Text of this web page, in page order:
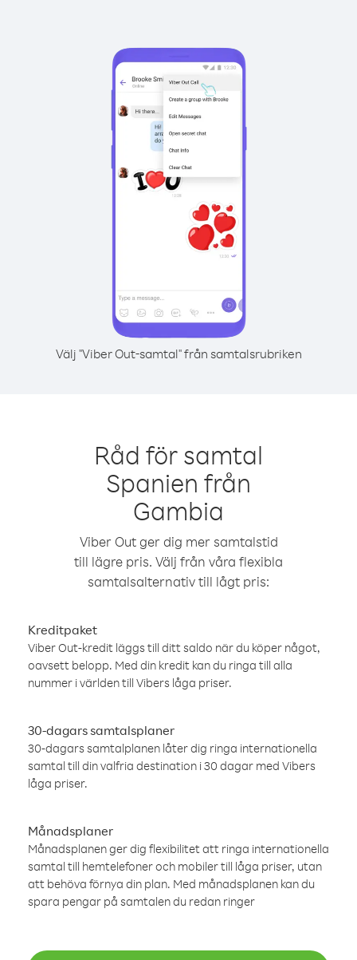
Välj "Viber Out-samtal" från samtalsrubriken
Råd för samtal
Spanien från
Gambia
Viber Out ger dig mer samtalstid
till lägre pris. Välj från våra flexibla
samtalsalternativ till lågt pris:
Kreditpaket
Viber Out-kredit läggs till ditt saldo när du köper något,
oavsett belopp. Med din kredit kan du ringa till alla
nummer i världen till Vibers låga priser.
30-dagars samtalsplaner
30-dagars samtalplanen låter dig ringa internationella
samtal till din valfria destination i 30 dagar med Vibers
låga priser.
Månadsplaner
Månadsplanen ger dig flexibilitet att ringa internationella
samtal till hemtelefoner och mobiler till låga priser, utan
att behöva förnya din plan. Med månadsplanen kan du
spara pengar på samtalen du redan ringer